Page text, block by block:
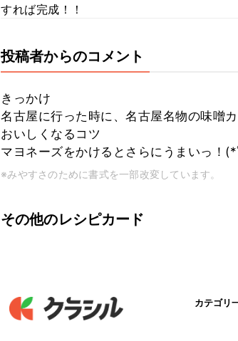
すれば完成！！
投稿者からのコメント
きっかけ
名古屋に行った時に、名古屋名物の味噌
おいしくなるコツ
マヨネーズをかけるとさらにうまいっ！
※みやすさのために書式を一部改変しています。
その他のレシピカード
カテゴリ